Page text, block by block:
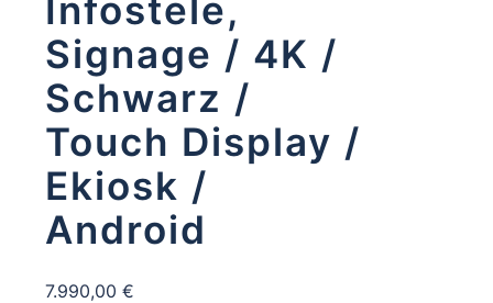
Infostele,
Signage / 4K /
Schwarz /
Touch Display /
Ekiosk /
Android
7.990,00 €